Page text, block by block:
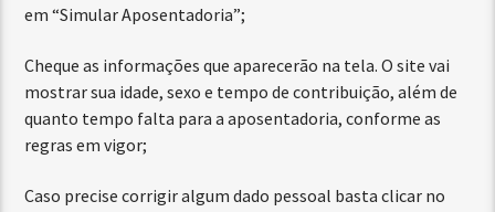
em “Simular Aposentadoria”;
Cheque as informações que aparecerão na tela. O site vai
mostrar sua idade, sexo e tempo de contribuição, além de
quanto tempo falta para a aposentadoria, conforme as
regras em vigor;
Caso precise corrigir algum dado pessoal basta clicar no